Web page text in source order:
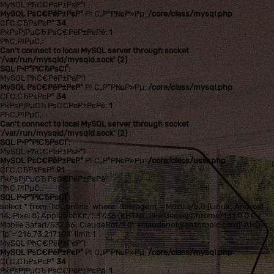
MySQL РћС€РёР±РєР°!
MySQL РѕС€РёР±РєР° РІ С„Р°Р№Р»Рµ: /core/class/mysql.php
СЃС‚СЂРѕРєР° 34
РќРѕРјРµСЂ РѕС€РёР±РєРё: 1
РћС‚РІРµС‚:
Can't connect to local MySQL server through socket
'/var/run/mysqld/mysqld.sock' (2)
SQL Р·Р°РїСЂРѕСЃ:
MySQL РћС€РёР±РєР°!
MySQL РѕС€РёР±РєР° РІ С„Р°Р№Р»Рµ: /core/class/mysql.php
СЃС‚СЂРѕРєР° 34
РќРѕРјРµСЂ РѕС€РёР±РєРё: 1
РћС‚РІРµС‚:
Can't connect to local MySQL server through socket
'/var/run/mysqld/mysqld.sock' (2)
SQL Р·Р°РїСЂРѕСЃ:
MySQL РћС€РёР±РєР°!
MySQL РѕС€РёР±РєР° РІ С„Р°Р№Р»Рµ: /core/class/user.php
СЃС‚СЂРѕРєР° 91
РќРѕРјРµСЂ РѕС€РёР±РєРё:
РћС‚РІРµС‚:
SQL Р·Р°РїСЂРѕСЃ:
select * from `lib_online` where `useragent`='Mozilla/5.0 (Linux; Android
14; Pixel 8) AppleWebKit/537.36 (KHTML, like Gecko) Chrome/131.0.0.0
Mobile Safari/537.36; ClaudeBot/1.0; +claudebot@anthropic.com)' AND
`ip`='216.73.217.104' limit 1
MySQL РћС€РёР±РєР°!
MySQL РѕС€РёР±РєР° РІ С„Р°Р№Р»Рµ:/core/class/mysql.php
СЃС‚СЂРѕРєР°34
РќРѕРјРµСЂ РѕС€РёР±РєРё: 1